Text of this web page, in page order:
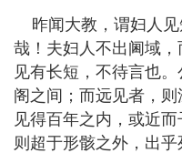
昨闻大教，谓妇人见
哉！夫妇人不出阃域，
见有长短，不待言也
阁之间；而远见者，
见得百年之内，或近
则超于形骸之外，出